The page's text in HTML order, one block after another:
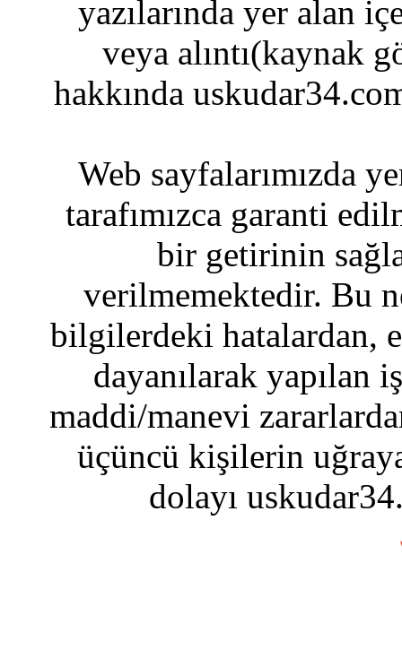
yazılarında yer alan
veya alıntı(kaynak
hakkında
Web sayfalarımızda
tarafımızca garanti
bir getirinin
verilmemektedir. Bu
bilgilerdeki hatalardan,
dayanılarak yapılan
maddi/manevi
üçüncü kişilerin
dolayı